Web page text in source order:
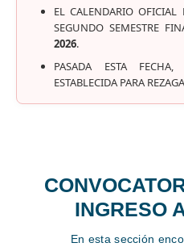
EL CALENDARIO OFICIAL
SEGUNDO SEMESTRE
2026.
PASADA ESTA
ESTABLECIDA PARA
INGRESO
En esta sección